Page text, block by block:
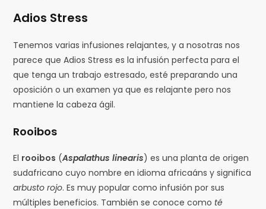
Adios Stress
Tenemos varias infusiones relajantes, y a nosotras nos
parece que Adios Stress es la infusión perfecta para el
que tenga un trabajo estresado, esté preparando una
oposición o un examen ya que es relajante pero nos
mantiene la cabeza ágil.
Rooibos
El rooibos (Aspalathus linearis) es una planta de origen
sudafricano cuyo nombre en idioma africaáns y significa
arbusto rojo. Es muy popular como infusión por sus
múltiples beneficios. También se conoce como té